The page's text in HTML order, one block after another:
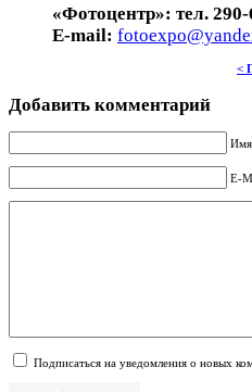
«Фотоцентр»: тел.
E-mail:
<
Добавить комментарий
Имя
E-
Подписаться на уведомления о новых